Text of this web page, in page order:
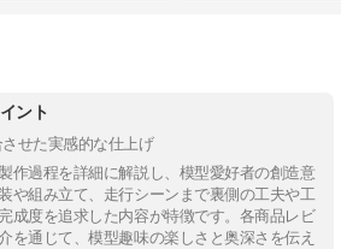
ント
せた実感的な仕上げ
作過程を詳細に解説し、模型愛好者の創造意
や組み立て、走行シーンまで裏側の工夫や工
成度を追求した内容が特徴です。各商品レビ
を通じて、模型趣味の楽しさと奥深さを伝え